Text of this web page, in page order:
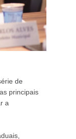
de
principais
a